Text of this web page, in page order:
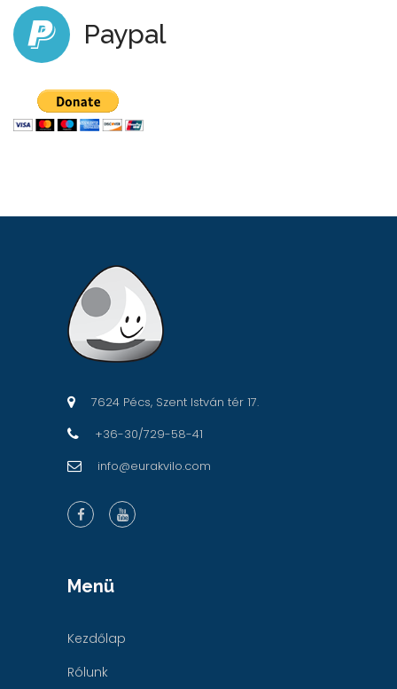
Paypal
7624 Pécs, Szent István tér 17.
+36-30/729-58-41
info@eurakvilo.com
Menü
Kezdőlap
Rólunk